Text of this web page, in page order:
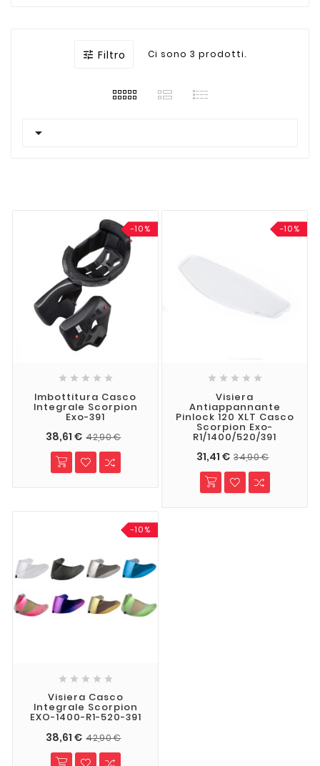
 Filtro Ci sono 3 prodotti.

-10%
    
Imbottitura Casco
Integrale Scorpion
Exo-391
38,61 € 42,90 €
-10%
    
Visiera
Antiappannante
Pinlock 120 XLT Casco
Scorpion Exo-
R1/1400/520/391
31,41 € 34,90 €
-10%
    
Visiera Casco
Integrale Scorpion
EXO-1400-R1-520-391
38,61 € 42,90 €